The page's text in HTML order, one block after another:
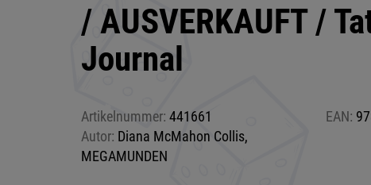
/ AUSVERKAUFT /
Journal
Artikelnummer: 441661 EAN:
Autor: Diana McMahon Collis,
MEGAMUNDEN